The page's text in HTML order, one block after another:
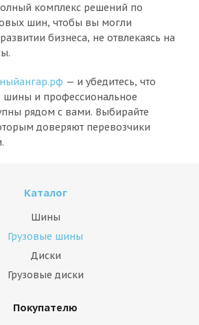
комплекс решений по
шин, чтобы вы могли
бизнеса, не отвлекаясь на
— и убедитесь, что
шины и профессиональное
рядом с вами. Выбирайте
доверяют перевозчики
Каталог
Шины
Грузовые шины
Диски
Грузовые диски
Покупателю